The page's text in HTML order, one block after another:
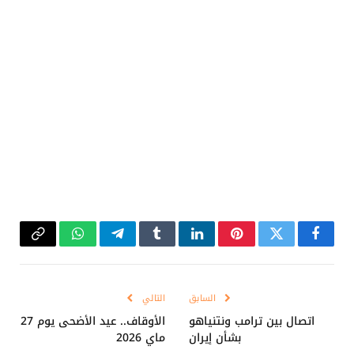
فيسبوكتويتر بينتيريستلينكدإنTumblrتيلقرامواتسابCopy
السابق
اتصال بين ترامب ونتنياهو
بشأن إيران
التالي
الأوقاف.. عيد الأضحى يوم 27
ماي 2026